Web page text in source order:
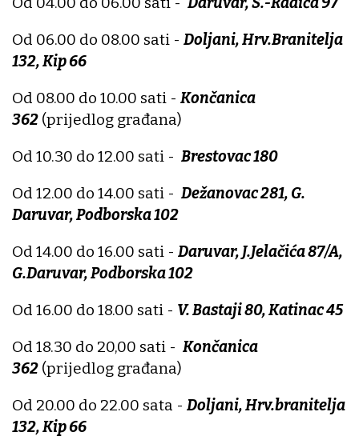
Od 06.00 do 08.00 sati - Doljani, Hrv.Branitelja
132, Kip 66
Od 08.00 do 10.00 sati - Končanica
362 (prijedlog građana)
Od 10.30 do 12.00 sati - Brestovac 180
Od 12.00 do 14.00 sati - Dežanovac 281, G.
Daruvar, Podborska 102
Od 14.00 do 16.00 sati - Daruvar, J.Jelačića 87/A,
G.Daruvar, Podborska 102
Od 16.00 do 18.00 sati - V. Bastaji 80, Katinac 45
Od 18.30 do 20,00 sati - Končanica
362 (prijedlog građana)
Od 20.00 do 22.00 sata - Doljani, Hrv.branitelja
132, Kip 66